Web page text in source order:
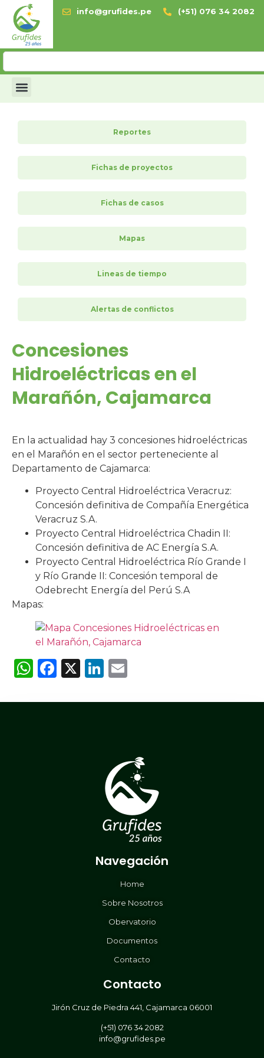
info@grufides.pe (+51) 076 34 2082
Reportes
Fichas de proyectos
Fichas de casos
Mapas
Lineas de tiempo
Alertas de conflictos
Concesiones
Hidroeléctricas en el
Marañón, Cajamarca
En la actualidad hay 3 concesiones hidroeléctricas
en el Marañón en el sector perteneciente al
Departamento de Cajamarca:
Proyecto Central Hidroeléctrica Veracruz:
Concesión definitiva de Compañía Energética
Veracruz S.A.
Proyecto Central Hidroeléctrica Chadin II:
Concesión definitiva de AC Energía S.A.
Proyecto Central Hidroeléctrica Río Grande I
y Río Grande II: Concesión temporal de
Odebrecht Energía del Perú S.A
Mapas:
WhatsApp
Facebook
X LinkedIn
Navegación
Home
Sobre Nosotros
Obervatorio
Documentos
Contacto
Contacto
Jirón Cruz de Piedra 441, Cajamarca 06001
(+51) 076 34 2082
info@grufides.pe